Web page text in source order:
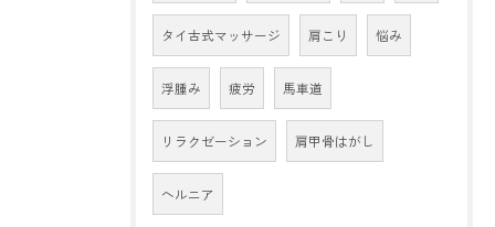
タイ古式マッサージ 肩こり 悩み
浮腫み 疲労 馬車道
リラクゼーション 肩甲骨はがし
ヘルニア